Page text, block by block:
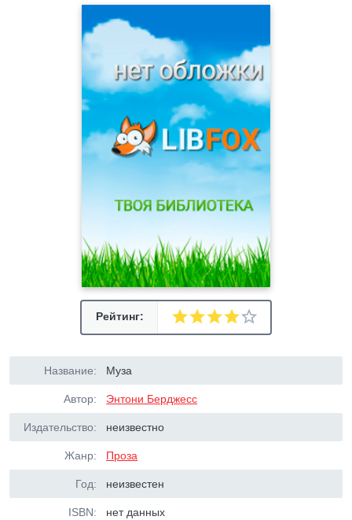
Рейтинг:
Название: Муза
Автор: Энтони Берджесс
Издательство: неизвестно
Жанр: Проза
Год: неизвестен
ISBN: нет данных